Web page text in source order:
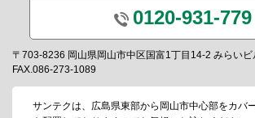
0120-931-779
〒703-8236 岡山県岡山市中区国富1丁目14-2 みらいビ
FAX.086-273-1089
サンテクは、広島県東部から岡山市中心部をカバ